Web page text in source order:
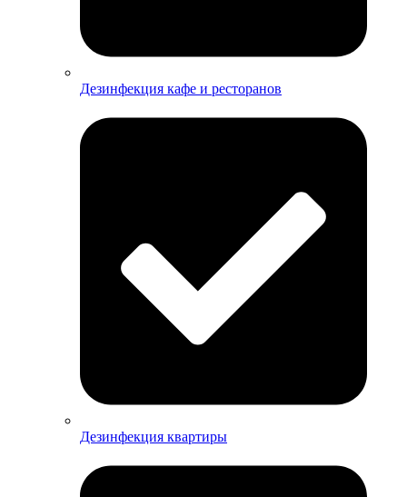
Дезинфекция кафе и ресторанов
Дезинфекция квартиры